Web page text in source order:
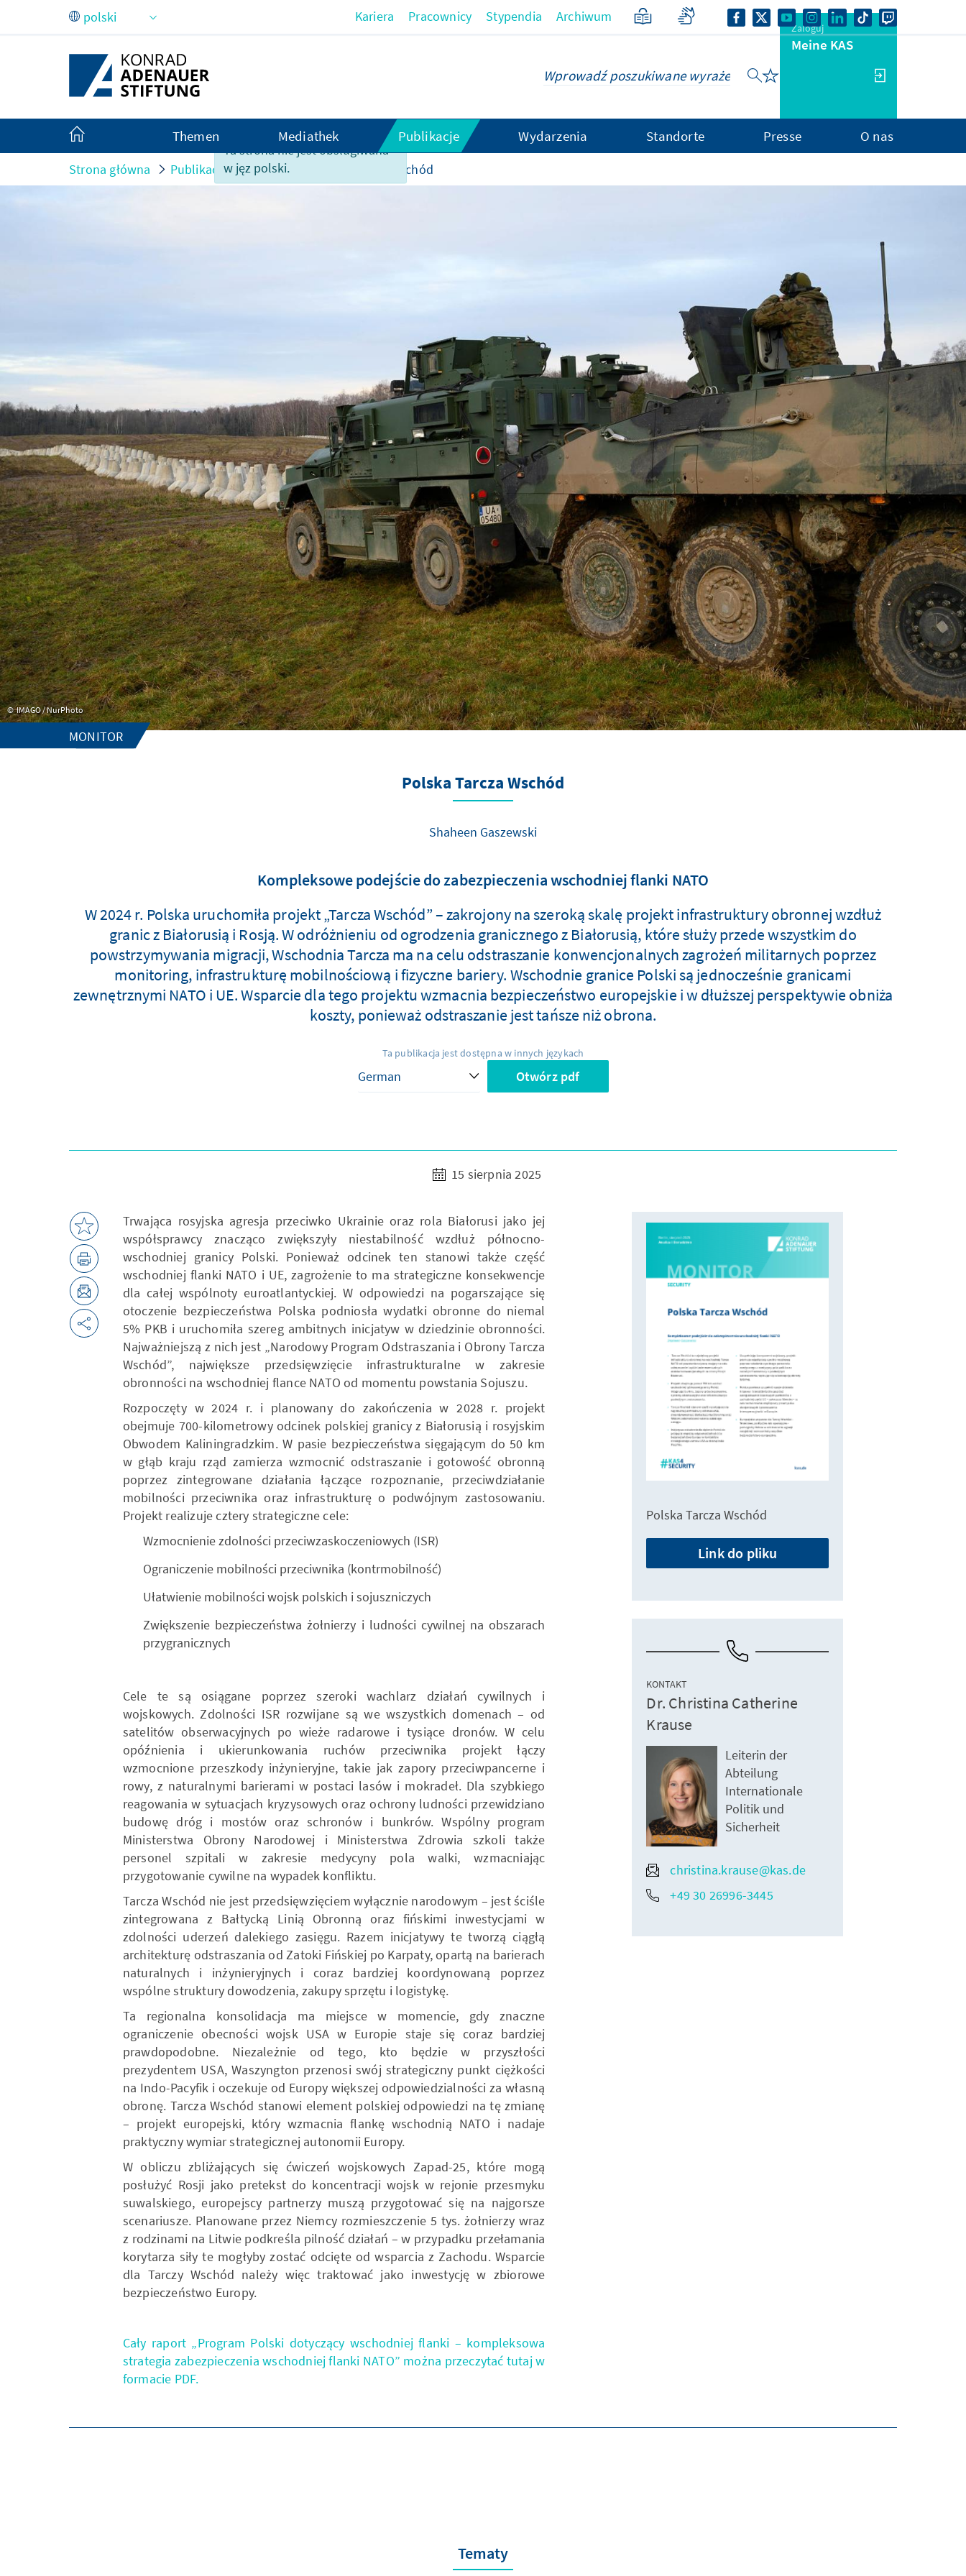
Skip to Main Content
Ta strona nie jest obsługiwana
w jęz polski.
Kariera Pracownicy Stypendia Archiwum
Zaloguj
Meine KAS
Themen Mediathek Publikacje Wydarzenia Standorte Presse O nas
Strona główna Publikacje Monitor Polska Tarcza Wschód
IMAGO / NurPhoto
MONITOR
Polska Tarcza Wschód
Shaheen Gaszewski
Kompleksowe podejście do zabezpieczenia wschodniej flanki NATO
W 2024 r. Polska uruchomiła projekt „Tarcza Wschód” – zakrojony na szeroką skalę projekt infrastruktury obronnej wzdłuż
granic z Białorusią i Rosją. W odróżnieniu od ogrodzenia granicznego z Białorusią, które służy przede wszystkim do
powstrzymywania migracji, Wschodnia Tarcza ma na celu odstraszanie konwencjonalnych zagrożeń militarnych poprzez
monitoring, infrastrukturę mobilnościową i fizyczne bariery. Wschodnie granice Polski są jednocześnie granicami
zewnętrznymi NATO i UE. Wsparcie dla tego projektu wzmacnia bezpieczeństwo europejskie i w dłuższej perspektywie obniża
koszty, ponieważ odstraszanie jest tańsze niż obrona.
Ta publikacja jest dostępna w innych językach
Otwórz pdf
15 sierpnia 2025
Trwająca rosyjska agresja przeciwko Ukrainie oraz rola Białorusi jako jej
współsprawcy znacząco zwiększyły niestabilność wzdłuż północno-
wschodniej granicy Polski. Ponieważ odcinek ten stanowi także część
wschodniej flanki NATO i UE, zagrożenie to ma strategiczne konsekwencje
dla całej wspólnoty euroatlantyckiej. W odpowiedzi na pogarszające się
otoczenie bezpieczeństwa Polska podniosła wydatki obronne do niemal
5% PKB i uruchomiła szereg ambitnych inicjatyw w dziedzinie obronności.
Najważniejszą z nich jest „Narodowy Program Odstraszania i Obrony Tarcza
Wschód”, największe przedsięwzięcie infrastrukturalne w zakresie
obronności na wschodniej flance NATO od momentu powstania Sojuszu.
Rozpoczęty w 2024 r. i planowany do zakończenia w 2028 r. projekt
obejmuje 700-kilometrowy odcinek polskiej granicy z Białorusią i rosyjskim
Obwodem Kaliningradzkim. W pasie bezpieczeństwa sięgającym do 50 km
w głąb kraju rząd zamierza wzmocnić odstraszanie i gotowość obronną
poprzez zintegrowane działania łączące rozpoznanie, przeciwdziałanie
mobilności przeciwnika oraz infrastrukturę o podwójnym zastosowaniu.
Projekt realizuje cztery strategiczne cele:
Wzmocnienie zdolności przeciwzaskoczeniowych (ISR)
Ograniczenie mobilności przeciwnika (kontrmobilność)
Ułatwienie mobilności wojsk polskich i sojuszniczych
Zwiększenie bezpieczeństwa żołnierzy i ludności cywilnej na obszarach
przygranicznych
Cele te są osiągane poprzez szeroki wachlarz działań cywilnych i
wojskowych. Zdolności ISR rozwijane są we wszystkich domenach – od
satelitów obserwacyjnych po wieże radarowe i tysiące dronów. W celu
opóźnienia i ukierunkowania ruchów przeciwnika projekt łączy
wzmocnione przeszkody inżynieryjne, takie jak zapory przeciwpancerne i
rowy, z naturalnymi barierami w postaci lasów i mokradeł. Dla szybkiego
reagowania w sytuacjach kryzysowych oraz ochrony ludności przewidziano
budowę dróg i mostów oraz schronów i bunkrów. Wspólny program
Ministerstwa Obrony Narodowej i Ministerstwa Zdrowia szkoli także
personel szpitali w zakresie medycyny pola walki, wzmacniając
przygotowanie cywilne na wypadek konfliktu.
Tarcza Wschód nie jest przedsięwzięciem wyłącznie narodowym – jest ściśle
zintegrowana z Bałtycką Linią Obronną oraz fińskimi inwestycjami w
zdolności uderzeń dalekiego zasięgu. Razem inicjatywy te tworzą ciągłą
architekturę odstraszania od Zatoki Fińskiej po Karpaty, opartą na barierach
naturalnych i inżynieryjnych i coraz bardziej koordynowaną poprzez
wspólne struktury dowodzenia, zakupy sprzętu i logistykę.
Ta regionalna konsolidacja ma miejsce w momencie, gdy znaczne
ograniczenie obecności wojsk USA w Europie staje się coraz bardziej
prawdopodobne. Niezależnie od tego, kto będzie w przyszłości
prezydentem USA, Waszyngton przenosi swój strategiczny punkt ciężkości
na Indo-Pacyfik i oczekuje od Europy większej odpowiedzialności za własną
obronę. Tarcza Wschód stanowi element polskiej odpowiedzi na tę zmianę
– projekt europejski, który wzmacnia flankę wschodnią NATO i nadaje
praktyczny wymiar strategicznej autonomii Europy.
W obliczu zbliżających się ćwiczeń wojskowych Zapad-25, które mogą
posłużyć Rosji jako pretekst do koncentracji wojsk w rejonie przesmyku
suwalskiego, europejscy partnerzy muszą przygotować się na najgorsze
scenariusze. Planowane przez Niemcy rozmieszczenie 5 tys. żołnierzy wraz
z rodzinami na Litwie podkreśla pilność działań – w przypadku przełamania
korytarza siły te mogłyby zostać odcięte od wsparcia z Zachodu. Wsparcie
dla Tarczy Wschód należy więc traktować jako inwestycję w zbiorowe
bezpieczeństwo Europy.
Cały raport „Program Polski dotyczący wschodniej flanki – kompleksowa
strategia zabezpieczenia wschodniej flanki NATO” można przeczytać tutaj w
formacie PDF.
Polska Tarcza Wschód
Link do pliku
KONTAKT
Dr. Christina Catherine
Krause
Leiterin der
Abteilung
Internationale
Politik und
Sicherheit
christina.krause@kas.de
+49 30 26996-3445
Tematy